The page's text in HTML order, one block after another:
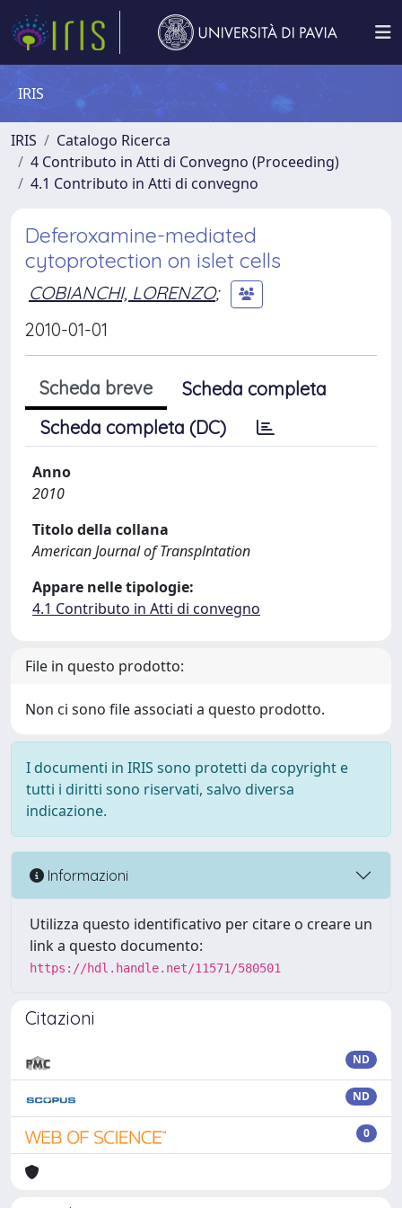
IRIS
IRIS
Catalogo Ricerca
4 Contributo in Atti di Convegno (Proceeding)
4.1 Contributo in Atti di convegno
Deferoxamine-mediated
cytoprotection on islet cells
COBIANCHI, LORENZO;
2010-01-01
Scheda breve
Scheda completa
Scheda completa (DC)
Anno
2010
Titolo della collana
American Journal of Transplntation
Appare nelle tipologie:
4.1 Contributo in Atti di convegno
File in questo prodotto:
Non ci sono file associati a questo prodotto.
I documenti in IRIS sono protetti da copyright e
tutti i diritti sono riservati, salvo diversa
indicazione.
Informazioni
Utilizza questo identificativo per citare o creare un
link a questo documento:
https://hdl.handle.net/11571/580501
Citazioni
ND
ND
0